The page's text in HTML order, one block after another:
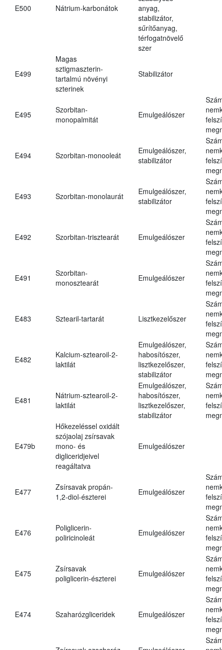
E500 Nátrium-karbonátok
anyag,
stabilizátor,
sűrítőanyag,
térfogatnövelő
szer
E499
Magas
sztigmaszterin-
tartalmú növényi
szterinek
Stabilizátor
E495
Szorbitan-
monopalmitát
Emulgeálószer
E494 Szorbitan-monooleát
Emulgeálószer,
stabilizátor
E493 Szorbitan-monolaurát
Emulgeálószer,
stabilizátor
E492 Szorbitan-trisztearát Emulgeálószer
E491
Szorbitan-
monosztearát
Emulgeálószer
E483 Sztearil-tartarát Lisztkezelőszer
E482
Kalcium-sztearoil-2-
laktilát
Emulgeálószer,
habosítószer,
lisztkezelőszer,
stabilizátor
E481
Nátrium-sztearoil-2-
laktilát
Emulgeálószer,
habosítószer,
lisztkezelőszer,
stabilizátor
E479b
Hőkezeléssel oxidált
szójaolaj zsírsavak
mono- és
digliceridjeivel
reagáltatva
Emulgeálószer
E477
Zsírsavak propán-
1,2-diol-észterei
Emulgeálószer
E476
Poliglicerin-
poliricinoleát
Emulgeálószer
E475
Zsírsavak
poliglicerin-észterei
Emulgeálószer
E474 Szaharózgliceridek Emulgeálószer